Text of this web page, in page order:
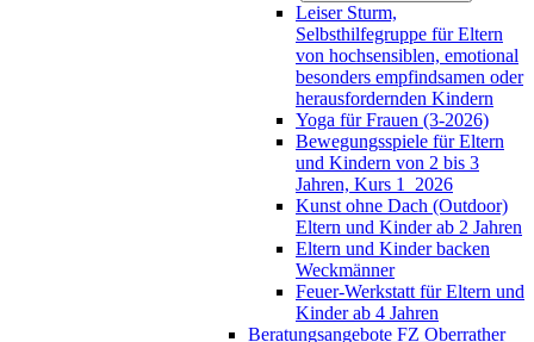
Leiser Sturm,
Selbsthilfegruppe für Eltern
von hochsensiblen, emotional
besonders empfindsamen oder
herausfordernden Kindern
Yoga für Frauen (3-2026)
Bewegungsspiele für Eltern
und Kindern von 2 bis 3
Jahren, Kurs 1_2026
Kunst ohne Dach (Outdoor)
Eltern und Kinder ab 2 Jahren
Eltern und Kinder backen
Weckmänner
Feuer-Werkstatt für Eltern und
Kinder ab 4 Jahren
Beratungsangebote FZ Oberrather